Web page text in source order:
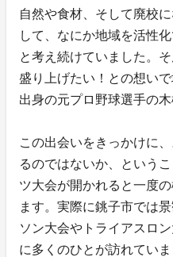
自然や食材、そして廃校
して、なにか地域を活性
と考え続けていました。
盛り上げたい！との想い
出身の元プロ野球選手の
この出会いをきっかけに
るのではないか、という
ツ大会が開かれると一度
ます。実際に銚子市では
ソン大会やトライアスロ
に多くのひとが訪れていま